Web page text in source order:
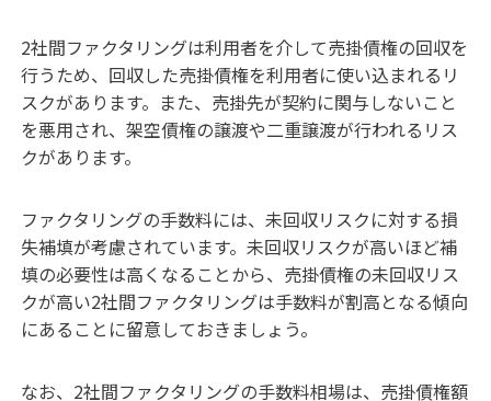
2社間ファクタリングは利用者を介して売掛債権の回収を
行うため、回収した売掛債権を利用者に使い込まれるリ
スクがあります。また、売掛先が契約に関与しないこと
を悪用され、架空債権の譲渡や二重譲渡が行われるリス
クがあります。
ファクタリングの手数料には、未回収リスクに対する損
失補填が考慮されています。未回収リスクが高いほど補
填の必要性は高くなることから、売掛債権の未回収リス
クが高い2社間ファクタリングは手数料が割高となる傾向
にあることに留意しておきましょう。
なお、 2社間ファクタリングの手数料相場は、売掛債権額